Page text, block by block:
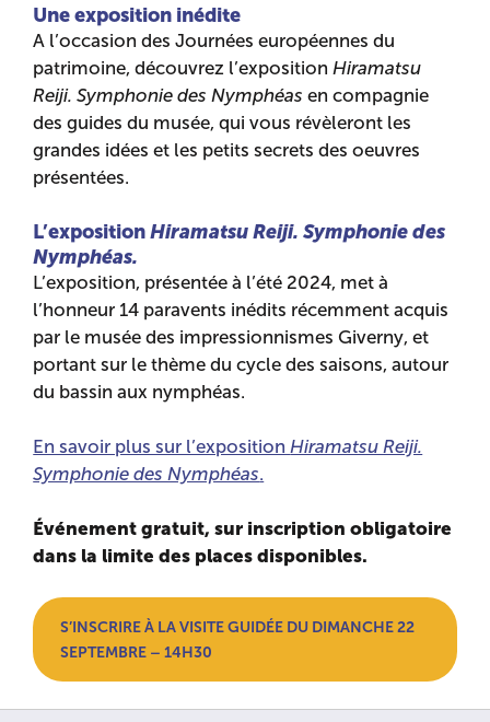
Une exposition inédite
A l’occasion des Journées européennes du
patrimoine, découvrez l’expositionHiramatsu
Reiji. Symphonie des Nymphéas en compagnie
des guides du musée, qui vous révèleront les
grandes idées et les petits secrets des oeuvres
présentées.
L’expositionHiramatsu Reiji. Symphonie des
Nymphéas.
L’exposition, présentée à l’été 2024, met à
l’honneur 14 paravents inédits récemment acquis
par le musée des impressionnismes Giverny, et
portant sur le thème du cycle des saisons, autour
du bassin aux nymphéas.
En savoir plus sur l’expositionHiramatsu Reiji.
Symphonie des Nymphéas.
Événement gratuit, sur inscription obligatoire
dans la limite des places disponibles.
S’INSCRIRE À LA VISITE GUIDÉE DU DIMANCHE 22
SEPTEMBRE – 14H30